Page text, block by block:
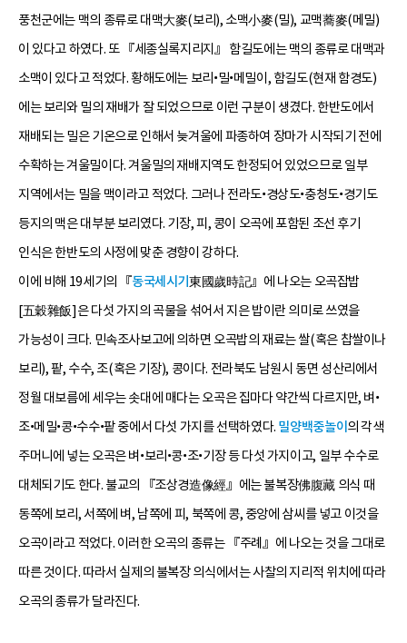
풍천군에는 맥의 종류로 대맥大麥(보리), 소맥小麥(밀), 교맥蕎麥(메밀)
이 있다고 하였다. 또 『세종실록지리지』 함길도에는 맥의 종류로 대맥과
소맥이 있다고 적었다. 황해도에는 보리•밀•메밀이, 함길도(현재 함경도)
에는 보리와 밀의 재배가 잘 되었으므로 이런 구분이 생겼다. 한반도에서
재배되는 밀은 기온으로 인해서 늦겨울에 파종하여 장마가 시작되기 전에
수확하는 겨울밀이다. 겨울밀의 재배지역도 한정되어 있었으므로 일부
지역에서는 밀을 맥이라고 적었다. 그러나 전라도•경상도•충청도•경기도
등지의 맥은 대부분 보리였다. 기장, 피, 콩이 오곡에 포함된 조선 후기
인식은 한반도의 사정에 맞춘 경향이 강하다.
이에 비해 19세기의 『동국세시기東國歲時記』에 나오는 오곡잡밥
[五穀雜飯]은 다섯 가지의 곡물을 섞어서 지은 밥이란 의미로 쓰였을
가능성이 크다. 민속조사보고에 의하면 오곡밥의 재료는 쌀(혹은 찹쌀이나
보리), 팥, 수수, 조(혹은 기장), 콩이다. 전라북도 남원시 동면 성산리에서
정월 대보름에 세우는 솟대에 매다는 오곡은 집마다 약간씩 다르지만, 벼•
조•메밀•콩•수수•팥 중에서 다섯 가지를 선택하였다. 밀양백중놀이 의 각색
주머니에 넣는 오곡은 벼•보리•콩•조•기장 등 다섯 가지이고, 일부 수수로
대체되기도 한다. 불교의 『조상경造像經』에는 불복장佛腹藏 의식 때
동쪽에 보리, 서쪽에 벼, 남쪽에 피, 북쪽에 콩, 중앙에 삼씨를 넣고 이것을
오곡이라고 적었다. 이러한 오곡의 종류는 『주례』에 나오는 것을 그대로
따른 것이다. 따라서 실제의 불복장 의식에서는 사찰의 지리적 위치에 따라
오곡의 종류가 달라진다.